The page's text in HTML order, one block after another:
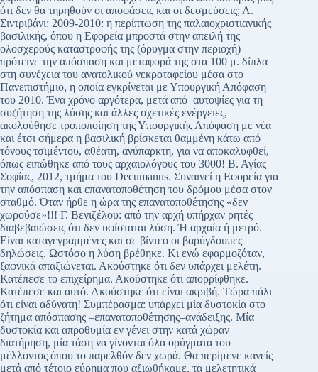
ότι δεν θα τηρηθούν οι αποφάσεις και οι δεσμεύσεις; Α.
Σιντριβάνι: 2009-2010: η περίπτωση της παλαιοχριστιανικής
βασιλικής, όπου η Εφορεία μπροστά στην απειλή της
ολοσχερούς καταστροφής της (όρυγμα στην περιοχή)
πρότεινε την απόσπαση και μεταφορά της στα 100 μ. δίπλα
στη συνέχεια του ανατολικού νεκροταφείου μέσα στο
Πανεπιστήμιο, η οποία εγκρίνεται με Υπουργική Απόφαση
του 2010. Ένα χρόνο αργότερα, μετά από αυτοψίες για τη
συζήτηση της λύσης και άλλες σχετικές ενέργειες,
ακολούθησε τροποποίηση της Υπουργικής Απόφαση με νέα
και έτσι σήμερα η βασιλική βρίσκεται θαμμένη κάτω από
τόνους τσιμέντου, αθέατη, ανύπαρκτη, για να αποκαλυφθεί,
όπως ειπώθηκε από τους αρχαιολόγους του 3000! Β. Αγίας
Σοφίας, 2012, τμήμα του Decumanus. Συναινεί η Εφορεία για
την απόσπαση και επανατοποθέτηση του δρόμου μέσα στον
σταθμό. Όταν ήρθε η ώρα της επανατοποθέτησης «δεν
χωρούσε»!!! Γ. Βενιζέλου: από την αρχή υπήρχαν ρητές
διαβεβαιώσεις ότι δεν υφίσταται λύση. Ή αρχαία ή μετρό.
Είναι καταγεγραμμένες και σε βίντεο οι βαρύγδουπες
δηλώσεις. Ωστόσο η λύση βρέθηκε. Κι ενώ εφαρμοζόταν,
ξαφνικά απαξιώνεται. Ακούστηκε ότι δεν υπάρχει μελέτη.
Κατέπεσε το επιχείρημα. Ακούστηκε ότι απορρίφθηκε.
Κατέπεσε και αυτό. Ακούστηκε ότι είναι ακριβή. Τώρα πάλι
ότι είναι αδύνατη! Συμπέρασμα: υπάρχει μία δυστοκία στο
ζήτημα απόσπασης –επανατοποθέτησης–ανάδειξης. Μία
δυστοκία και απροθυμία εν γένει στην κατά χώραν
διατήρηση, μία τάση να γίνονται όλα ορύγματα του
μέλλοντος όπου το παρελθόν δεν χωρά. Θα περίμενε κανείς
μετά από τέτοιο εύρημα που αξιωθήκαμε, τα μελετητικά